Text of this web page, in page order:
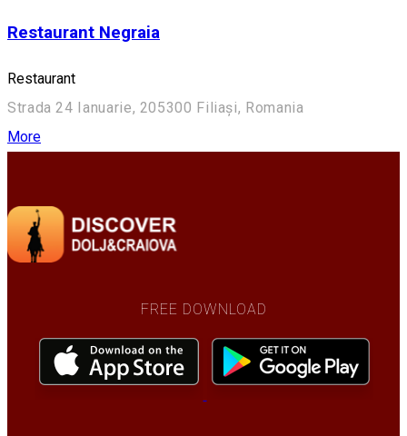
Restaurant Negraia
Restaurant
Strada 24 Ianuarie, 205300 Filiași, Romania
More
FREE DOWNLOAD